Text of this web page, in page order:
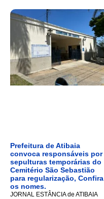
Prefeitura de Atibaia
convoca responsáveis por
sepulturas temporárias do
Cemitério São Sebastião
para regularização, Confira
os nomes.
JORNAL ESTÂNCIA de ATIBAIA